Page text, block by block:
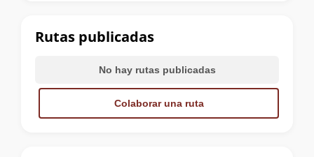
cumbre
Rutas publicadas
No hay rutas publicadas
Colaborar una ruta